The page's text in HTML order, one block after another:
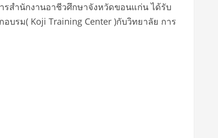
สำนักงานอาชีวศึกษาจังหวัดขอนแก่น ได้รับ
บรม( Koji Training Center )กับวิทยาลัย การ